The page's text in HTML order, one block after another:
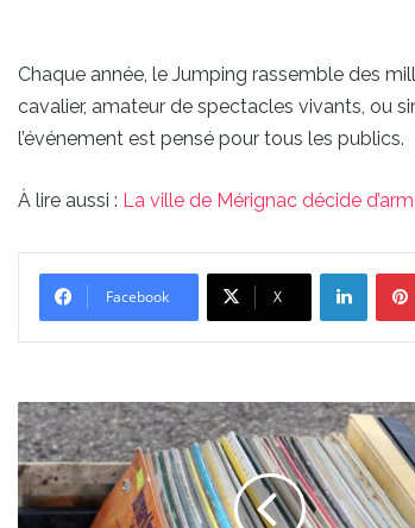
Chaque année, le Jumping rassemble des
cavalier, amateur de spectacles vivants, ou
l’événement est pensé pour tous les publics.
À lire aussi : La ville de Mérignac décide
Facebook X
Bordeaux
Vinyl
Market
deux